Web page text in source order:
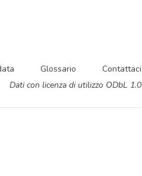
Glossario
Contattaci
Dati con licenza di utilizzo ODbL 1.0